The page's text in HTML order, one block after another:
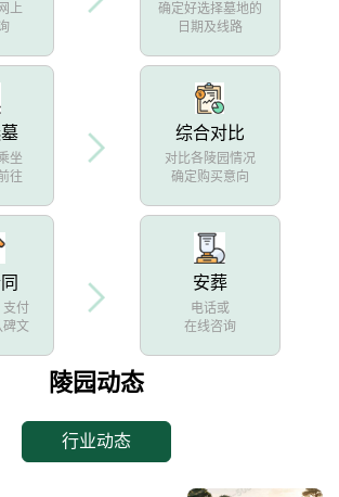
上
确定好选择墓地的
日期及线路
坐
往
综合对比
对比各陵园情况
确定购买意向
支付
碑文
安葬
电话或
在线咨询
陵园动态
行业动态